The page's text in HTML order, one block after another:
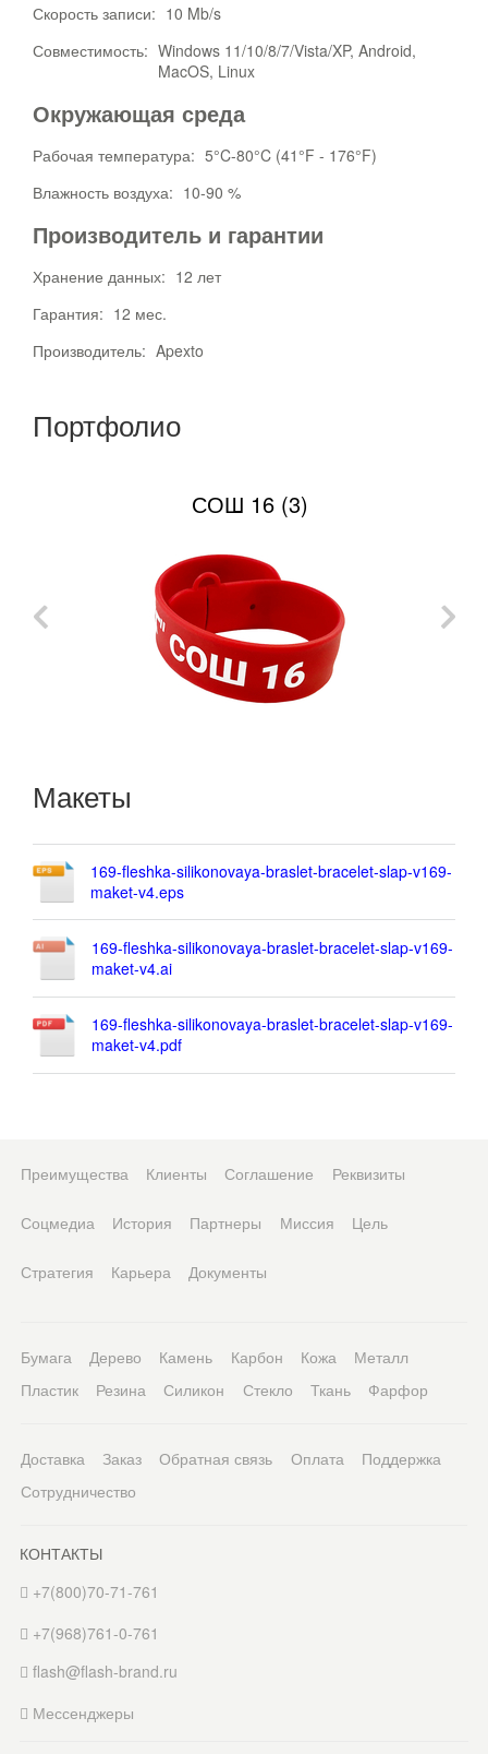
Скорость записи: 10 Mb/s
Совместимость: Windows 11/10/8/7/Vista/XP, Android,
MacOS, Linux
Окружающая среда
Рабочая температура: 5°C-80°C (41°F - 176°F)
Влажность воздуха: 10-90 %
Производитель и гарантии
Хранение данных: 12 лет
Гарантия: 12 мес.
Производитель: Apexto
Портфолио
СОШ 16 (3)
Макеты
169-fleshka-silikonovaya-braslet-bracelet-slap-v169-
maket-v4.eps
169-fleshka-silikonovaya-braslet-bracelet-slap-v169-
maket-v4.ai
169-fleshka-silikonovaya-braslet-bracelet-slap-v169-
maket-v4.pdf
Преимущества Клиенты Соглашение Реквизиты
Соцмедиа История Партнеры Миссия Цель
Стратегия Карьера Документы
Бумага Дерево Камень Карбон Кожа
Металл
Пластик
Резина Силикон Стекло Ткань Фарфор
Доставка Заказ Обратная связь Оплата
Поддержка
Сотрудничество
КОНТАКТЫ
+7(800)70-71-761
+7(968)761-0-761
flash@flash-brand.ru
Мессенджеры